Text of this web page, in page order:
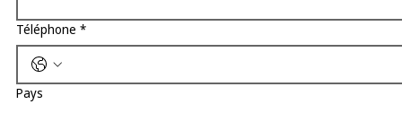
Téléphone *
Pays